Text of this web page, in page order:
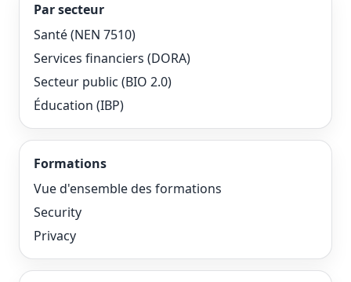
Par secteur
Santé (NEN 7510)
Services financiers (DORA)
Secteur public (BIO 2.0)
Éducation (IBP)
Formations
Vue d'ensemble des formations
Security
Privacy